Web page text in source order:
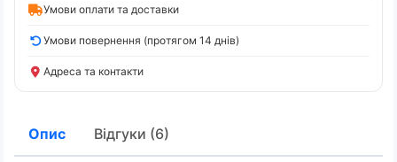
Умови оплати та доставки
Умови повернення (протягом 14 днів)
Адреса та контакти
Опис Відгуки (6)